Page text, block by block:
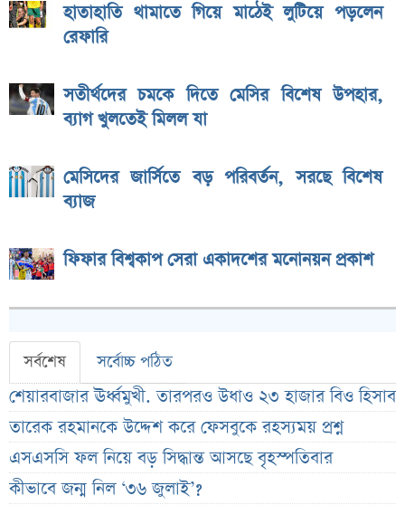
হাতাহাতি থামাতে গিয়ে মাঠেই লুটিয়ে পড়লেন
রেফারি
সতীর্থদের চমকে দিতে মেসির বিশেষ উপহার,
ব্যাগ খুলতেই মিলল যা
মেসিদের জার্সিতে বড় পরিবর্তন, সরছে বিশেষ
ব্যাজ
ফিফার বিশ্বকাপ সেরা একাদশের মনোনয়ন প্রকাশ
সর্বশেষ সর্বোচ্চ পঠিত
শেয়ারবাজার ঊর্ধ্বমুখী. তারপরও উধাও ২৩ হাজার বিও হিসাব
তারেক রহমানকে উদ্দেশ করে ফেসবুকে রহস্যময় প্রশ্ন
এসএসসি ফল নিয়ে বড় সিদ্ধান্ত আসছে বৃহস্পতিবার
কীভাবে জন্ম নিল ‘৩৬ জুলাই’?